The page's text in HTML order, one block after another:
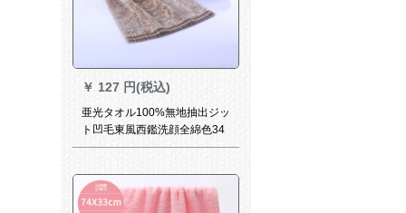
￥ 127 円(税込)
亜光タオル100%無地抽出ジッ
ト凹毛東風西鑑洗顔全綿色34
cm*76 cm/110 g/条